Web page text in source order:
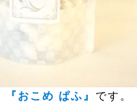
『おこめ ぱふ』 です。